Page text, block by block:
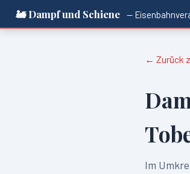
🚂 Dampf und Schiene —
← Zurück
Im